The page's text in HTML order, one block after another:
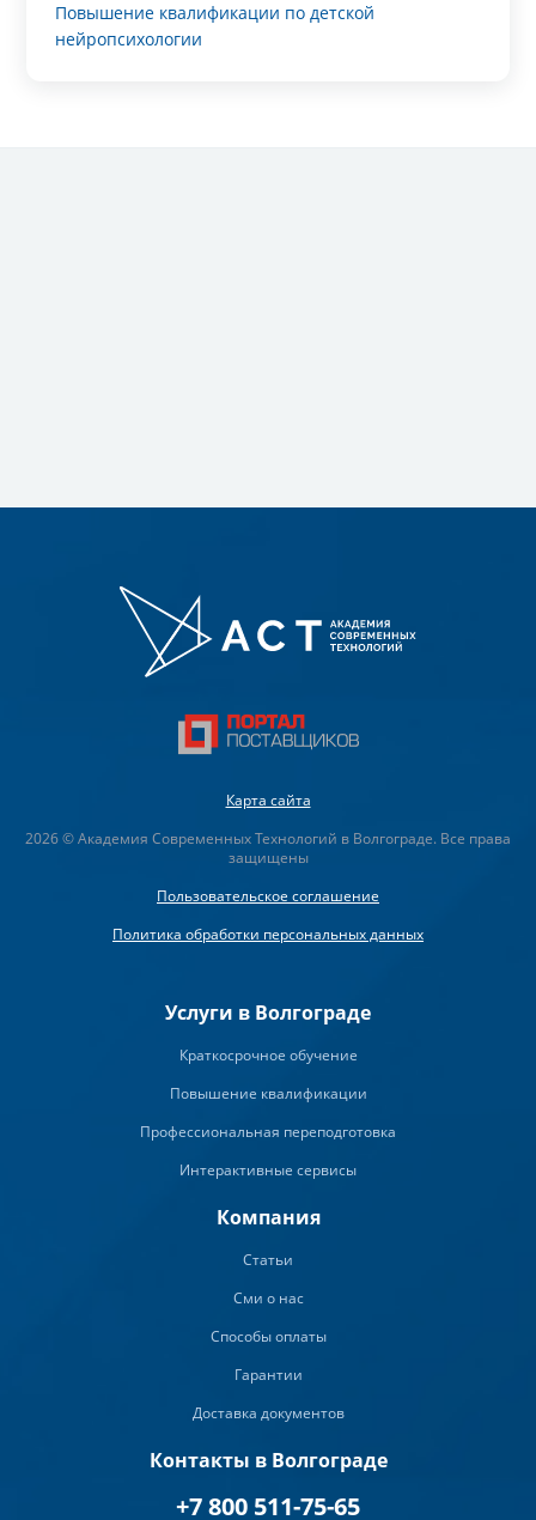
Повышение квалификации по детской
нейропсихологии
Карта сайта
2026 © Академия Современных Технологий в Волгограде. Все права
защищены
Пользовательское соглашение
Политика обработки персональных данных
Услуги в Волгограде
Краткосрочное обучение
Повышение квалификации
Профессиональная переподготовка
Интерактивные сервисы
Компания
Статьи
Сми о нас
Способы оплаты
Гарантии
Доставка документов
Контакты в Волгограде
+7 800 511-75-65